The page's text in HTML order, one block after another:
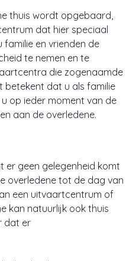
thuis wordt opgebaard,
dat hier speciaal
familie en vrienden de
te nemen en te
die zogenaamde
betekent dat u als familie
op ieder moment van de
aan de overledene.
er geen gelegenheid komt
overledene tot de dag van
een uitvaartcentrum of
kan natuurlijk ook thuis
dat er